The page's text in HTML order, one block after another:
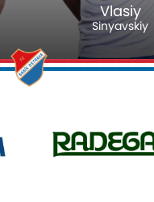
Vlasiy
Sinyavskiy